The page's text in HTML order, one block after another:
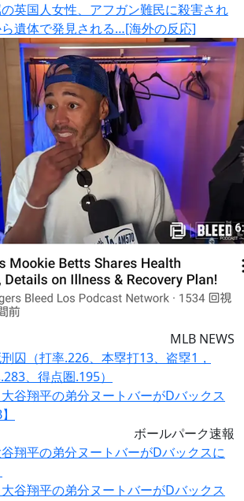
英国人女性、アフガン難民に殺害され
遺体で発見される…[海外の反応]
MLB NEWS
刑囚（打率.226、本塁打13、盗塁1，
、得点圏.195）
ボールパーク速報
谷翔平の弟分ヌートバーがDバックスに